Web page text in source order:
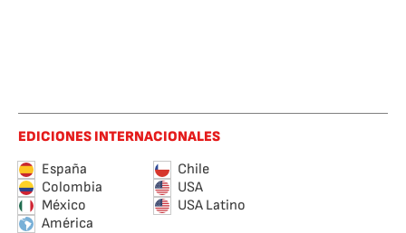
EDICIONES INTERNACIONALES
España
Chile
Colombia
USA
México
USA Latino
América